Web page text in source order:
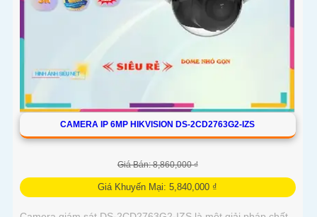
CAMERA IP 6MP HIKVISION DS-2CD2763G2-IZS
Giá Bán: 8,860,000 ₫
Giá Khuyến Mại: 5,840,000 ₫